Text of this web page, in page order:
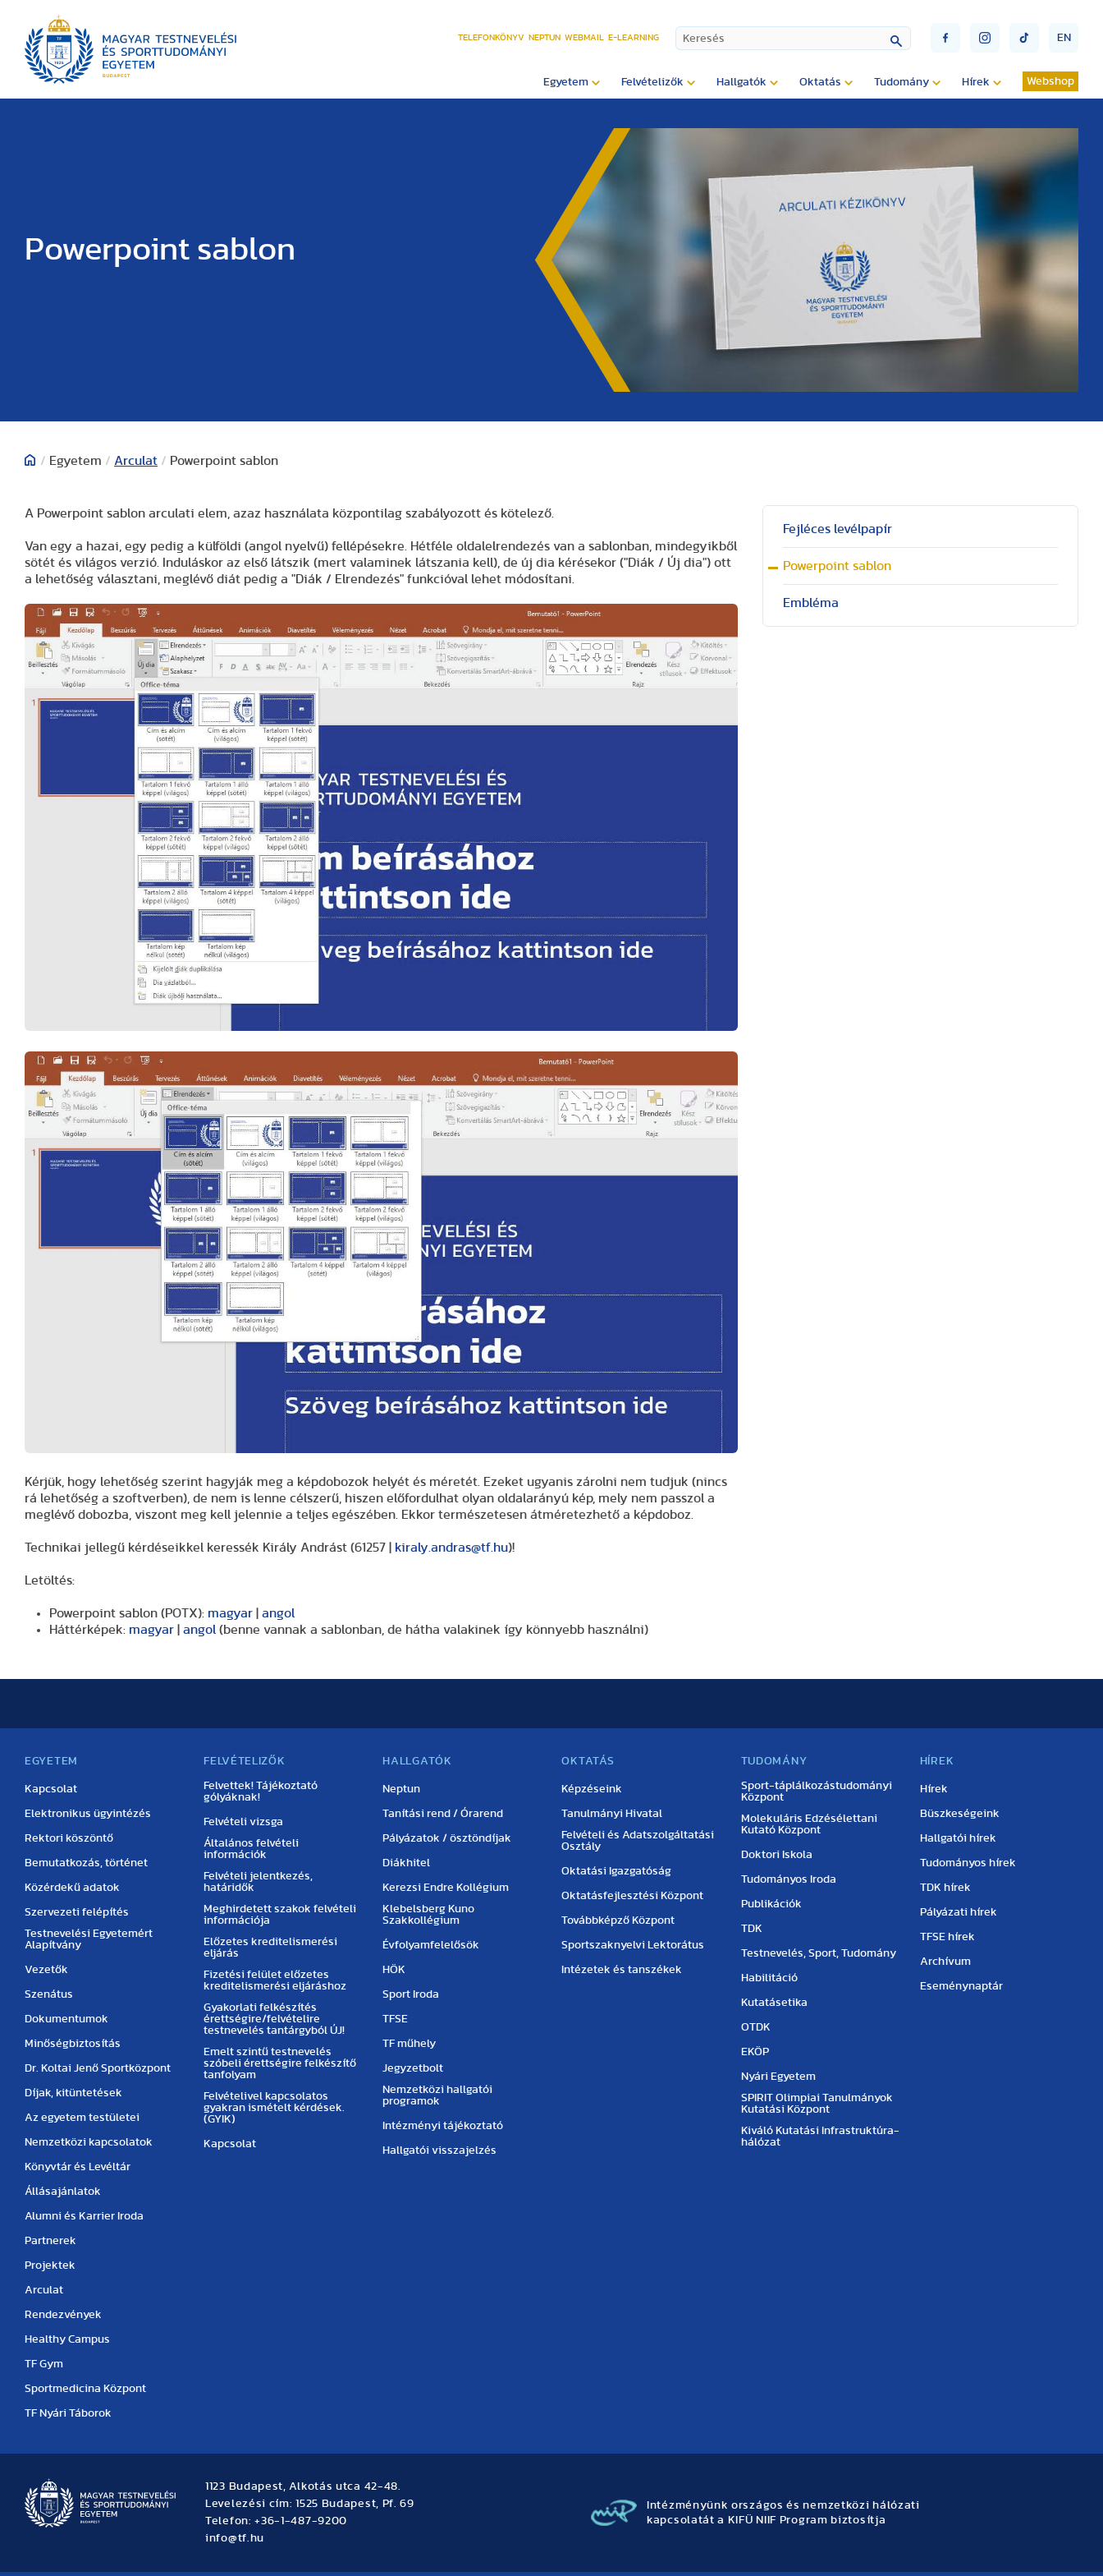
TELEFONKÖNYV NEPTUN WEBMAIL E-LEARNING EN
Egyetem Felvételizők Hallgatók Oktatás Tudomány Hírek Webshop
Powerpoint sablon
/ Egyetem / Arculat / Powerpoint sablon
A Powerpoint sablon arculati elem, azaz használata központilag szabályozott és kötelező.
Van egy a hazai, egy pedig a külföldi (angol nyelvű) fellépésekre. Hétféle oldalelrendezés van a sablonban, mindegyikből
sötét és világos verzió. Induláskor az első látszik (mert valaminek látszania kell), de új dia kérésekor ("Diák / Új dia") ott
a lehetőség választani, meglévő diát pedig a "Diák / Elrendezés" funkcióval lehet módosítani.
Kérjük, hogy lehetőség szerint hagyják meg a képdobozok helyét és méretét. Ezeket ugyanis zárolni nem tudjuk (nincs
rá lehetőség a szoftverben), de nem is lenne célszerű, hiszen előfordulhat olyan oldalarányú kép, mely nem passzol a
meglévő dobozba, viszont meg kell jelennie a teljes egészében. Ekkor természetesen átméretezhető a képdoboz.
Technikai jellegű kérdéseikkel keressék Király Andrást (61257 | kiraly.andras@tf.hu)!
Letöltés:
Powerpoint sablon (POTX): magyar
angol
Háttérképek: magyar angol (benne vannak a sablonban, de hátha valakinek így könnyebb használni)
Fejléces levélpapír
Powerpoint sablon
Embléma
EGYETEM
Kapcsolat
Elektronikus ügyintézés
Rektori köszöntő
Bemutatkozás, történet
Közérdekű adatok
Szervezeti felépítés
Testnevelési Egyetemért
Alapítvány
Vezetők
Szenátus
Dokumentumok
Minőségbiztosítás
Dr. Koltai Jenő Sportközpont
Díjak, kitüntetések
Az egyetem testületei
Nemzetközi kapcsolatok
Könyvtár és Levéltár
Állásajánlatok
Alumni és Karrier Iroda
Partnerek
Projektek
Arculat
Rendezvények
Healthy Campus
TF Gym
Sportmedicina Központ
TF Nyári Táborok
FELVÉTELIZŐK
Felvettek! Tájékoztató
gólyáknak!
Felvételi vizsga
Általános felvételi
információk
Felvételi jelentkezés,
határidők
Meghirdetett szakok felvételi
információja
Előzetes kreditelismerési
eljárás
Fizetési felület előzetes
kreditelismerési eljáráshoz
Gyakorlati felkészítés
érettségire/felvételire
testnevelés tantárgyból ÚJ!
Emelt szintű testnevelés
szóbeli érettségire felkészítő
tanfolyam
Felvételivel kapcsolatos
gyakran ismételt kérdések.
(GYIK)
Kapcsolat
HALLGATÓK
Neptun
Tanítási rend / Órarend
Pályázatok / ösztöndíjak
Diákhitel
Kerezsi Endre Kollégium
Klebelsberg Kuno
Szakkollégium
Évfolyamfelelősök
HÖK
Sport Iroda
TFSE
TF műhely
Jegyzetbolt
Nemzetközi hallgatói
programok
Intézményi tájékoztató
Hallgatói visszajelzés
OKTATÁS
Képzéseink
Tanulmányi Hivatal
Felvételi és Adatszolgáltatási
Osztály
Oktatási Igazgatóság
Oktatásfejlesztési Központ
Továbbképző Központ
Sportszaknyelvi Lektorátus
Intézetek és tanszékek
TUDOMÁNY
Sport-táplálkozástudományi
Központ
Molekuláris Edzésélettani
Kutató Központ
Doktori Iskola
Tudományos Iroda
Publikációk
TDK
Testnevelés, Sport, Tudomány
Habilitáció
Kutatásetika
OTDK
EKÖP
Nyári Egyetem
SPIRIT Olimpiai Tanulmányok
Kutatási Központ
Kiváló Kutatási Infrastruktúra-
hálózat
HÍREK
Hírek
Büszkeségeink
Hallgatói hírek
Tudományos hírek
TDK hírek
Pályázati hírek
TFSE hírek
Archívum
Eseménynaptár
1123 Budapest, Alkotás utca 42-48.
Levelezési cím: 1525 Budapest, Pf. 69
Telefon: +36-1-487-9200
info@tf.hu
Intézményünk országos és nemzetközi hálózati
kapcsolatát a KIFÜ NIIF Program biztosítja